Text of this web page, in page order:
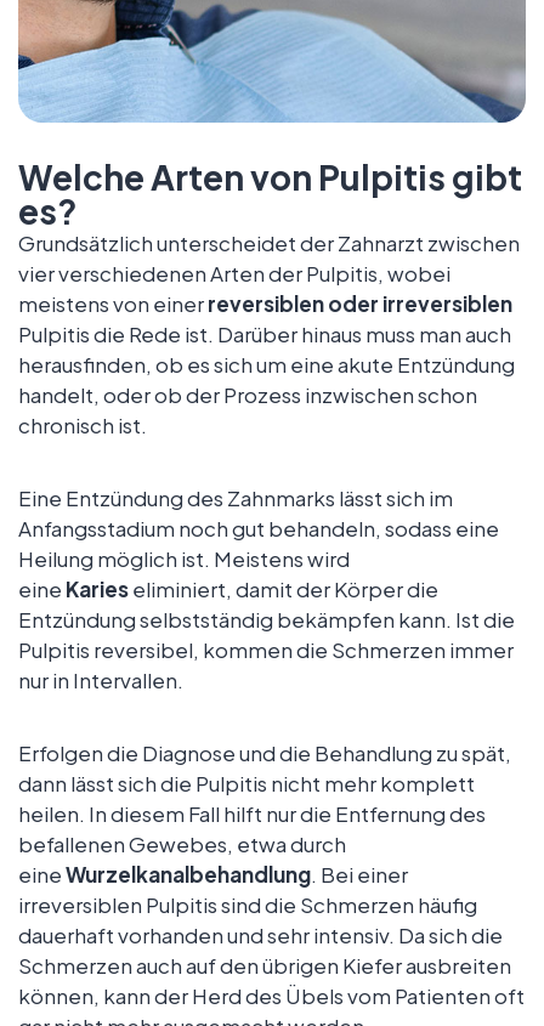
Welche Arten von Pulpitis gibt
es?
Grundsätzlich unterscheidet der Zahnarzt zwischen
vier verschiedenen Arten der Pulpitis, wobei
meistens von einerreversiblen oder irreversiblen
Pulpitis die Rede ist. Darüber hinaus muss man auch
herausfinden, ob es sich um eine akute Entzündung
handelt, oder ob der Prozess inzwischen schon
chronisch ist.
Eine Entzündung des Zahnmarks lässt sich im
Anfangsstadium noch gut behandeln, sodass eine
Heilung möglich ist. Meistens wird
eine Karieseliminiert, damit der Körper die
Entzündung selbstständig bekämpfen kann. Ist die
Pulpitis reversibel, kommen die Schmerzen immer
nur in Intervallen.
Erfolgen die Diagnose und die Behandlung zu spät,
dann lässt sich die Pulpitis nicht mehr komplett
heilen. In diesem Fall hilft nur die Entfernung des
befallenen Gewebes, etwa durch
eineWurzelkanalbehandlung. Bei einer
irreversiblen Pulpitis sind die Schmerzen häufig
dauerhaft vorhanden und sehr intensiv. Da sich die
Schmerzen auch auf den übrigen Kiefer ausbreiten
können, kann der Herd des Übels vom Patienten oft